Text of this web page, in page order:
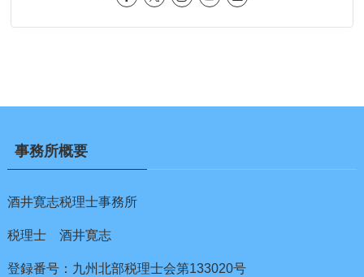
事務所概要
酒井寛志税理士事務所
税理士 酒井寛志
登録番号：九州北部税理士会第133020号